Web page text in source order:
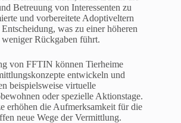
Betreuung von Interessenten zu
und vorbereitete Adoptiveltern
was zu einer höheren
Rückgaben führt.
von FFTIN können Tierheime
entwickeln und
beispielsweise virtuelle
oder spezielle Aktionstage.
erhöhen die Aufmerksamkeit für die
neue Wege der Vermittlung.